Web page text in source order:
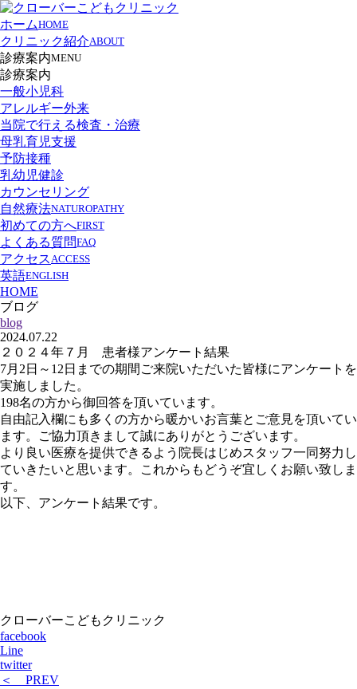
ホームHOME
クリニック紹介ABOUT
診療案内MENU
診療案内
一般小児科
アレルギー外来
当院で行える検査・治療
母乳育児支援
予防接種
乳幼児健診
カウンセリング
自然療法NATUROPATHY
初めての方へFIRST
よくある質問FAQ
アクセスACCESS
英語ENGLISH
HOME
ブログ
blog
2024.07.22
２０２４年７月 患者様アンケート結果
7月2日～12日までの期間ご来院いただいた皆様にアンケートを
実施しました。
198名の方から御回答を頂いています。
自由記入欄にも多くの方から暖かいお言葉とご意見を頂いてい
ます。ご協力頂きまして誠にありがとうございます。
より良い医療を提供できるよう院長はじめスタッフ一同努力し
ていきたいと思います。これからもどうぞ宜しくお願い致しま
す。
以下、アンケート結果です。
クローバーこどもクリニック
facebook
Line
twitter
＜ PREV